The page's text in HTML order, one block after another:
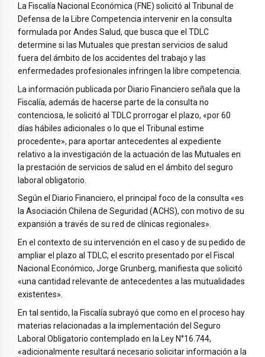
La Fiscalía Nacional Económica (FNE) solicitó al Tribunal de
Defensa de la Libre Competencia intervenir en la consulta
formulada por Andes Salud, que busca que el TDLC
determine si las Mutuales que prestan servicios de salud
fuera del ámbito de los accidentes del trabajo y las
enfermedades profesionales infringen la libre competencia.
La información publicada por Diario Financiero señala que la
Fiscalía, además de hacerse parte de la consulta no
contenciosa, le solicitó al TDLC prorrogar el plazo, «por 60
días hábiles adicionales o lo que el Tribunal estime
procedente», para aportar antecedentes al expediente
relativo a la investigación de la actuación de las Mutuales en
la prestación de servicios de salud en el ámbito del seguro
laboral obligatorio.
Según el Diario Financiero, el principal foco de la consulta «es
la Asociación Chilena de Seguridad (ACHS), con motivo de su
expansión a través de su red de clínicas regionales».
En el contexto de su intervención en el caso y de su pedido de
ampliar el plazo al TDLC, el escrito presentado por el Fiscal
Nacional Económico, Jorge Grunberg, manifiesta que solicitó
«una cantidad relevante de antecedentes a las mutualidades
existentes».
En tal sentido, la Fiscalía subrayó que como en el proceso hay
materias relacionadas a la implementación del Seguro
Laboral Obligatorio contemplado en la Ley N°16.744,
«adicionalmente resultará necesario solicitar información a la